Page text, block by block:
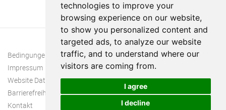
technologies to improve your
browsing experience on our website,
to show you personalized content and
targeted ads, to analyze our website
traffic, and to understand where our
visitors are coming from.
I agree
I decline
Bedingungen und Konditionen
Impressum
Website Datenschutzrichtlinie
Barrierefreiheit
Kontakt